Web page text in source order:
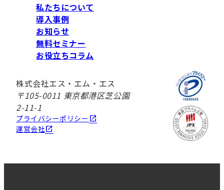
私たちについて
導入事例
お知らせ
無料セミナー
お役立ちコラム
株式会社エス・エム・エス
〒105-0011 東京都港区芝公園
2-11-1
プライバシーポリシー
運営会社